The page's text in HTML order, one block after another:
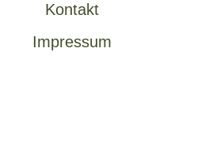
Kontakt
Impressum